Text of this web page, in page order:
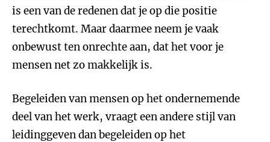
is een van de redenen dat je op die positie
terechtkomt. Maar daarmee neem je vaak
onbewust ten onrechte aan, dat het voor je
mensen net zo makkelijk is.
Begeleiden van mensen op het ondernemende
deel van het werk, vraagt een andere stijl van
leidinggeven dan begeleiden op het